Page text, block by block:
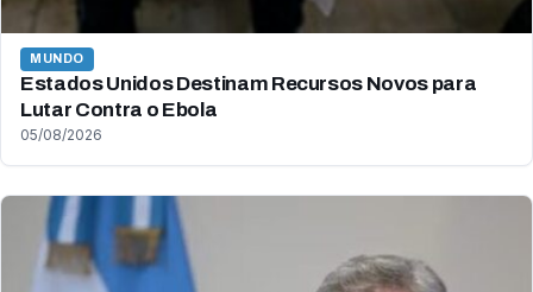
MUNDO
Estados Unidos Destinam Recursos Novos para
Lutar Contra o Ebola
05/08/2026